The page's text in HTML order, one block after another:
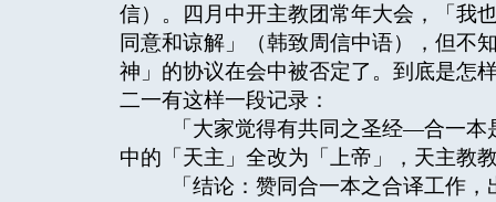
信）。四月中开主教团常年大会，「我
同意和谅解」（韩致周信中语），但不
神」的协议在会中被否定了。到底是怎
二一有这样一段记录：
「大家觉得有共同之圣经—合一本
中的「天主」全改为「上帝」，天主教
「结论：赞同合一本之合译工作，